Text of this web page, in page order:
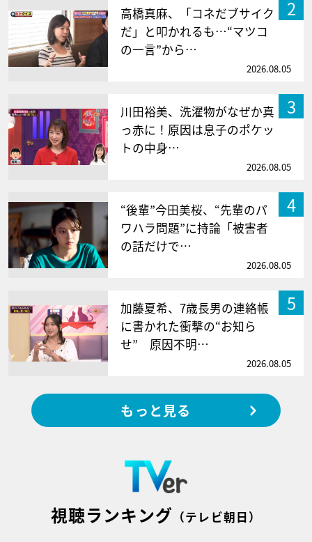
2
高橋真麻、「コネだブサイク
だ」と叩かれるも…“マツコ
の一言”から…
2026.08.05
3
川田裕美、洗濯物がなぜか真
っ赤に！原因は息子のポケッ
トの中身…
2026.08.05
4
“後輩”今田美桜、“先輩のパ
ワハラ問題”に持論「被害者
の話だけで…
2026.08.05
5
加藤夏希、7歳長男の連絡帳
に書かれた衝撃の“お知ら
せ” 原因不明…
2026.08.05
もっと見る
視聴ランキング （テレビ朝日）